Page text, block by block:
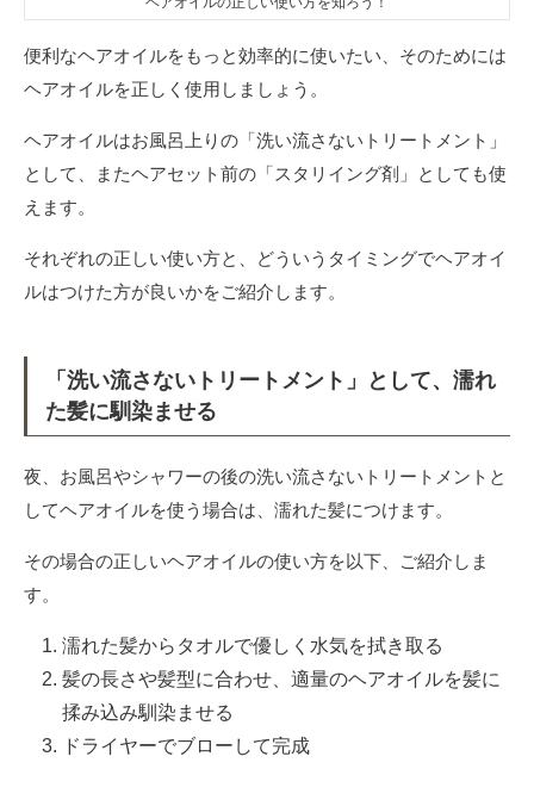
便利なヘアオイルをもっと効率的に使いたい、そのためには
ヘアオイルを正しく使用しましょう。
ヘアオイルはお風呂上りの「洗い流さないトリートメント」
として、またヘアセット前の「スタリイング剤」としても使
えます。
それぞれの正しい使い方と、どういうタイミングでヘアオイ
ルはつけた方が良いかをご紹介します。
「洗い流さないトリートメント」として、濡れ
た髪に馴染ませる
夜、お風呂やシャワーの後の洗い流さないトリートメントと
してヘアオイルを使う場合は、濡れた髪につけます。
その場合の正しいヘアオイルの使い方を以下、ご紹介しま
す。
濡れた髪からタオルで優しく水気を拭き取る
髪の長さや髪型に合わせ、適量のヘアオイルを髪に
揉み込み馴染ませる
ドライヤーでブローして完成